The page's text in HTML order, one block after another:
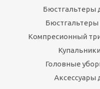
Бюстгальтеры
Компресионный
Головные
Аксессуары